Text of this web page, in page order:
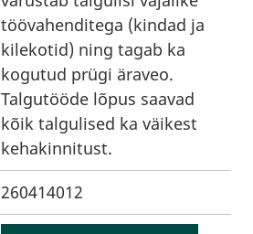
töövahenditega (kindad ja
kilekotid) ning tagab ka
kogutud prügi äraveo.
Talgutööde lõpus saavad
kõik talgulised ka väikest
kehakinnitust.
260414012